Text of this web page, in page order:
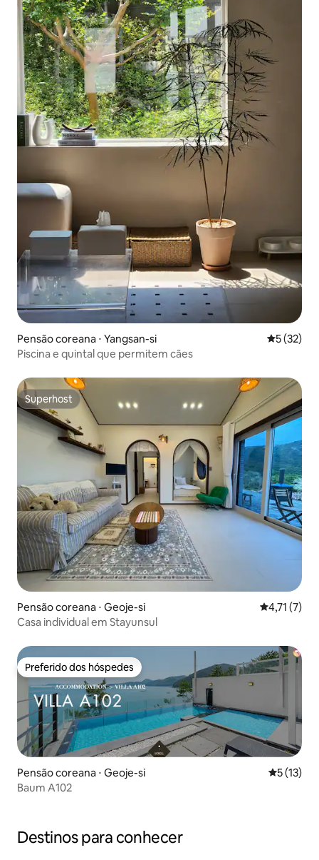
Pensão coreana ⋅ Yangsan-si 5 de uma
5 (32)
Piscina e quintal que permitem cães
Superhost
Superhost
Pensão coreana ⋅ Geoje-si 4,71 de
4,71 (7)
Casa individual em Stayunsul
Preferido dos hóspedes
Preferido dos hóspedes
Pensão coreana ⋅ Geoje-si 5 de uma
5 (13)
Baum A102
Destinos para conhecer